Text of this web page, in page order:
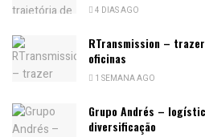
4 DIAS AGO
RTransmission –
oficinas
1 SEMANA AGO
Grupo Andrés –
diversificação